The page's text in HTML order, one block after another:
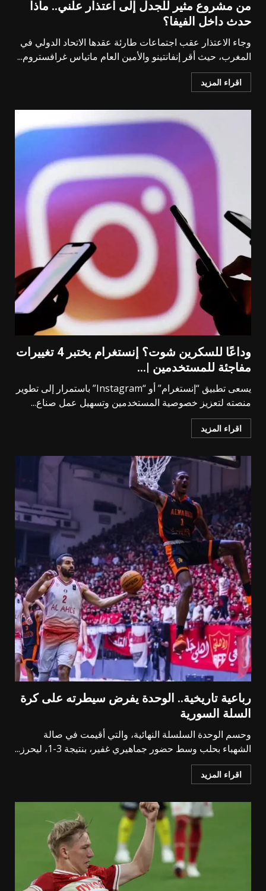
من مشروع مثير للجدل إلى اعتذار علني.. ماذا
حدث داخل الفيفا؟
وجاء الاعتذار عقب اجتماعات طارئة عقدها الاتحاد الدولي في
المغرب، حيث أقر إنفانتينو والأمين العام ماتياس غرافستروم...
اقراء المزيد
وداعًا للسكرين شوت؟ إنستغرام يختبر 4 تغييرات
مفاجئة للمستخدمين |…
يسعى تطبيق “إنستغرام” أو “Instagram” باستمرار إلى تطوير
منصته لتعزيز خصوصية المستخدمين وتسهيل عمل صناع...
اقراء المزيد
رباعية تاريخية.. الوحدة يفرض سيطرته على كرة
السلة السورية
وحسم الوحدة السلسلة النهائية، والتي أقيمت في صالة
الشهباء بحلب وسط حضور جماهيري غفير، بنتيجة 3-1، ليحرز...
اقراء المزيد